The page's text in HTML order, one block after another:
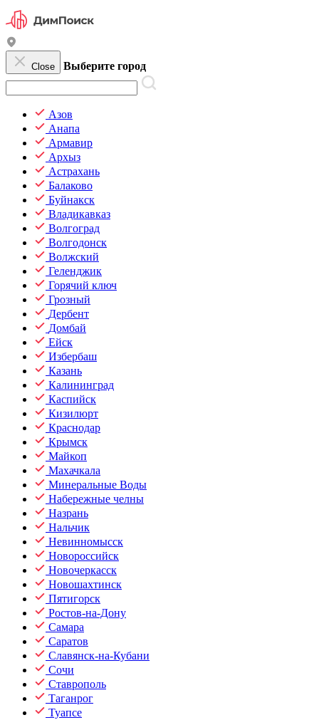
Close Выберите город
Азов
Анапа
Армавир
Архыз
Астрахань
Балаково
Буйнакск
Владикавказ
Волгоград
Волгодонск
Волжский
Геленджик
Горячий ключ
Грозный
Дербент
Домбай
Ейск
Избербаш
Казань
Калининград
Каспийск
Кизилюрт
Краснодар
Крымск
Майкоп
Махачкала
Минеральные Воды
Набережные челны
Назрань
Нальчик
Невинномысск
Новороссийск
Новочеркасск
Новошахтинск
Пятигорск
Ростов-на-Дону
Самара
Саратов
Славянск-на-Кубани
Сочи
Ставрополь
Таганрог
Туапсе